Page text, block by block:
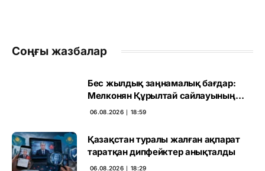
Соңғы жазбалар
Бес жылдық заңнамалық бағдар:
Мелконян Құрылтай сайлауының
маңызын бағалады
06.08.2026 ∣ 18:59
Қазақстан туралы жалған ақпарат
таратқан дипфейктер анықталды
06.08.2026 ∣ 18:29